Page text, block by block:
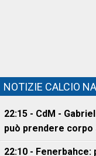
NOTIZIE CALCIO
22:15 - CdM -
può prendere corpo
22:10 -